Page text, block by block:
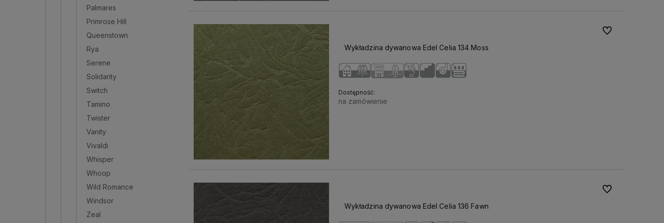
Palmares
Primrose Hill
Queenstown
Rya
Serene
Solidarity
Switch
Tamino
Twister
Vanity
Vivaldi
Whisper
Whoop
Wild Romance
Windsor
Zeal
Wykładzina dywanowa Edel Celia 134 Moss
Dostępność:
na zamówienie
Do ulubionych
Wykładzina dywanowa Edel Celia 136 Fawn
Do ulubionych